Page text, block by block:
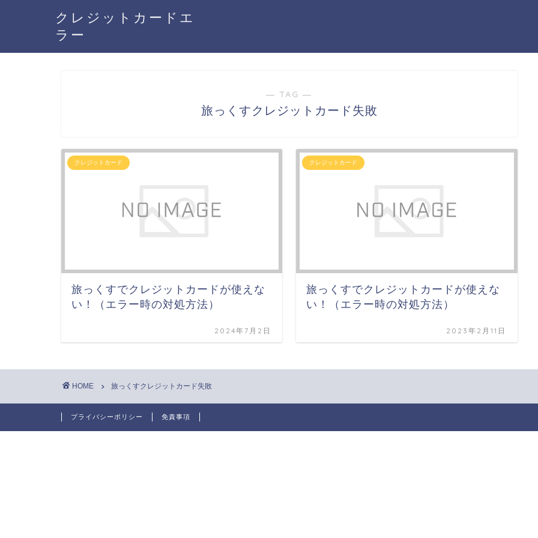
クレジットカードエ
ラー
― TAG ―
旅っくすクレジットカード失敗
クレジットカード
旅っくすでクレジットカードが使えな
い！（エラー時の対処方法）
2024年7月2日
クレジットカード
旅っくすでクレジットカードが使えな
い！（エラー時の対処方法）
2023年2月11日
HOME 旅っくすクレジットカード失敗
プライバシーポリシー 免責事項